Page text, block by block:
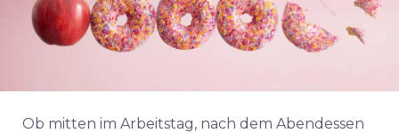
Ob mitten im Arbeitstag, nach dem Abendessen